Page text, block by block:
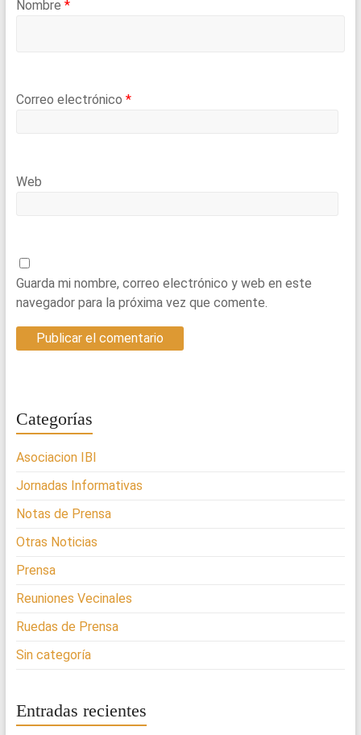
Nombre *
Correo electrónico *
Web
Guarda mi nombre, correo electrónico y web en este
navegador para la próxima vez que comente.
Categorías
Asociacion IBI
Jornadas Informativas
Notas de Prensa
Otras Noticias
Prensa
Reuniones Vecinales
Ruedas de Prensa
Sin categoría
Entradas recientes